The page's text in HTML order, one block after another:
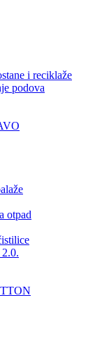
i reciklaže
podova
otpad